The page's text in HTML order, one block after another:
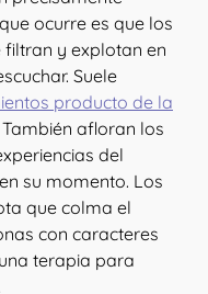
ocurre es que los
y explotan en
Suele
producto de la
También afloran los
del
su momento. Los
que colma el
con caracteres
terapia para